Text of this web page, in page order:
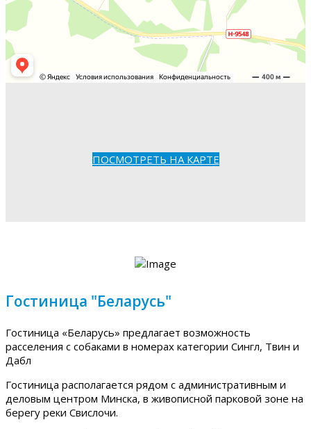
ПОСМОТРЕТЬ НА КАРТЕ
Гостиница "Беларусь"
Гостиница «Беларусь» предлагает возможность
расселения с собаками в номерах категории Сингл, Твин и
Дабл
Гостиница располагается рядом с административным и
деловым центром Минска, в живописной парковой зоне на
берегу реки Свислочи.